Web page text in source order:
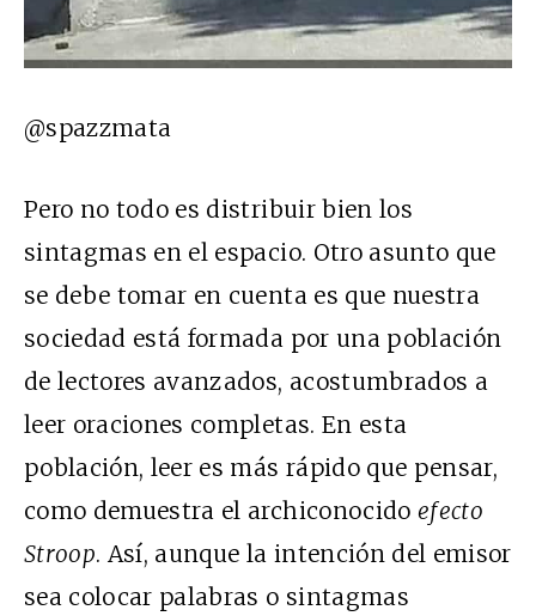
@spazzmata
Pero no todo es distribuir bien los
sintagmas en el espacio. Otro asunto que
se debe tomar en cuenta es que nuestra
sociedad está formada por una población
de lectores avanzados, acostumbrados a
leer oraciones completas. En esta
población, leer es más rápido que pensar,
como demuestra el archiconocido efecto
Stroop. Así, aunque la intención del emisor
sea colocar palabras o sintagmas